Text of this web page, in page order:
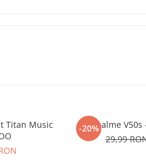
in
Glass flexibil.
ca NU SE
ascutite si
Titan Music
-20%Realme
29,99